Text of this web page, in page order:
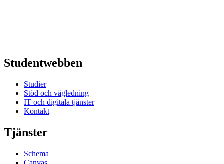
Studentwebben
Studier
Stöd och vägledning
IT och digitala tjänster
Kontakt
Tjänster
Schema